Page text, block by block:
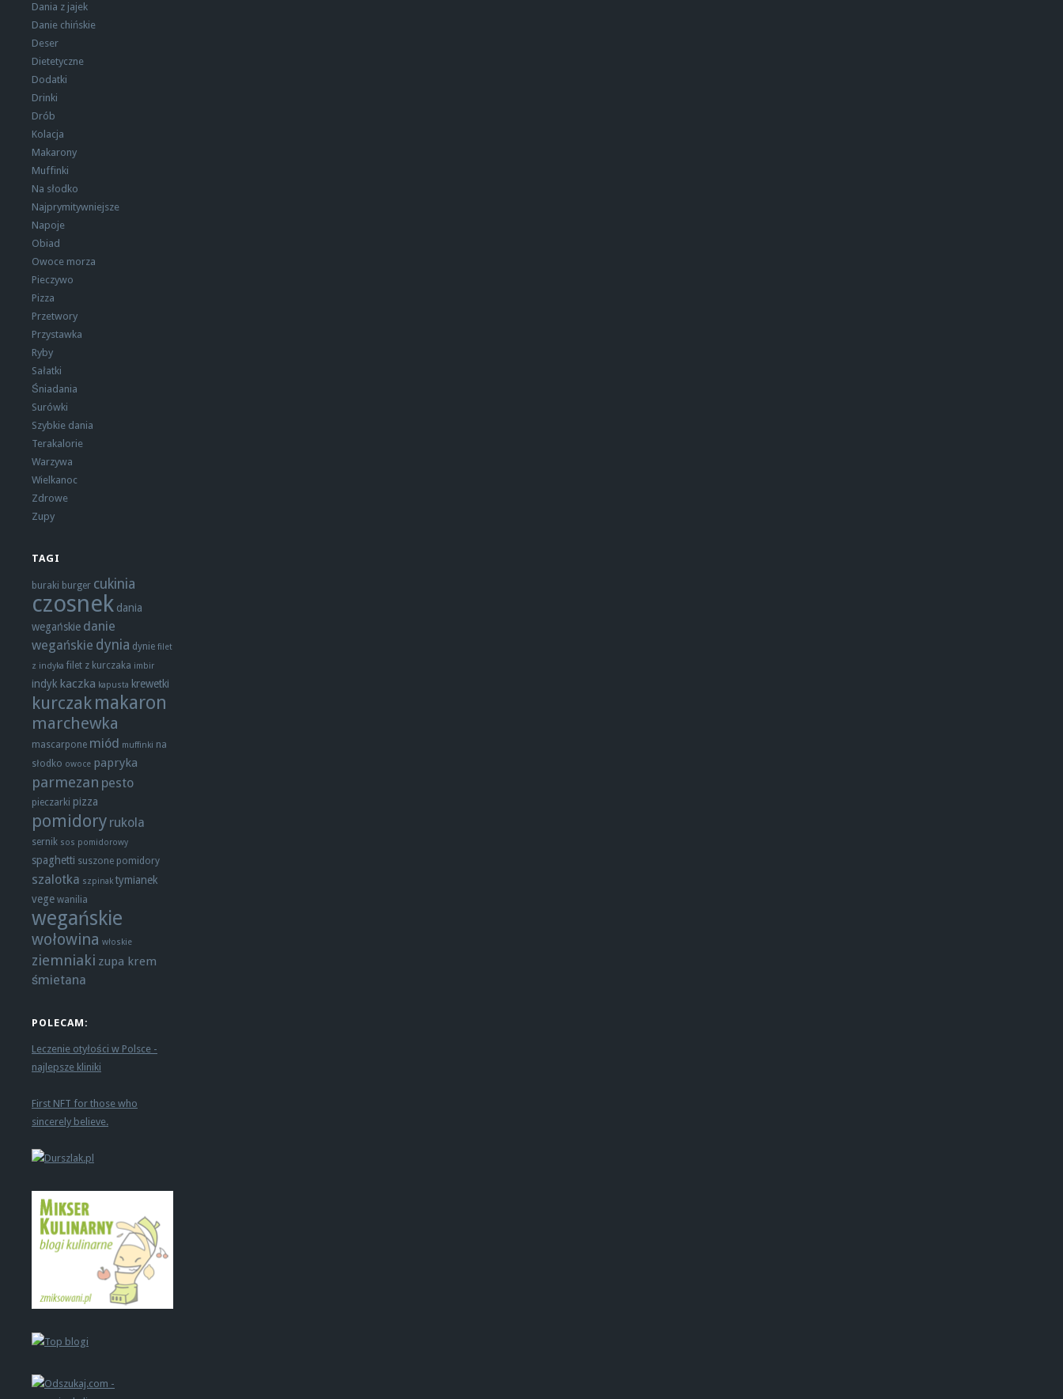
Dania z jajek
Danie chińskie
Deser
Dietetyczne
Dodatki
Drinki
Drób
Kolacja
Makarony
Muffinki
Na słodko
Najprymitywniejsze
Napoje
Obiad
Owoce morza
Pieczywo
Pizza
Przetwory
Przystawka
Ryby
Sałatki
Śniadania
Surówki
Szybkie dania
Terakalorie
Warzywa
Wielkanoc
Zdrowe
Zupy
TAGI
buraki burger cukinia
czosnek dania
wegańskie danie
wegańskie dynia dynie filet
z indyka filet z kurczaka imbir
indyk kaczka kapusta krewetki
kurczakmakaron
marchewka
mascarpone miód muffinki na
słodko owoce papryka
parmezan pesto
pieczarki pizza
pomidory rukola
sernik sos pomidorowy
spaghetti suszone pomidory
szalotka szpinak tymianek
vege wanilia
wegańskie
wołowina włoskie
ziemniaki zupa krem
śmietana
POLECAM:
Leczenie otyłości w Polsce -
najlepsze kliniki
First NFT for those who
sincerely believe.